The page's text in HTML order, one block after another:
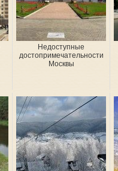
Недоступные
достопримечательности
Москвы